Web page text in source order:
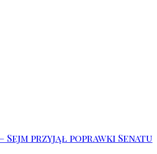
Sejm przyjął poprawki Senatu